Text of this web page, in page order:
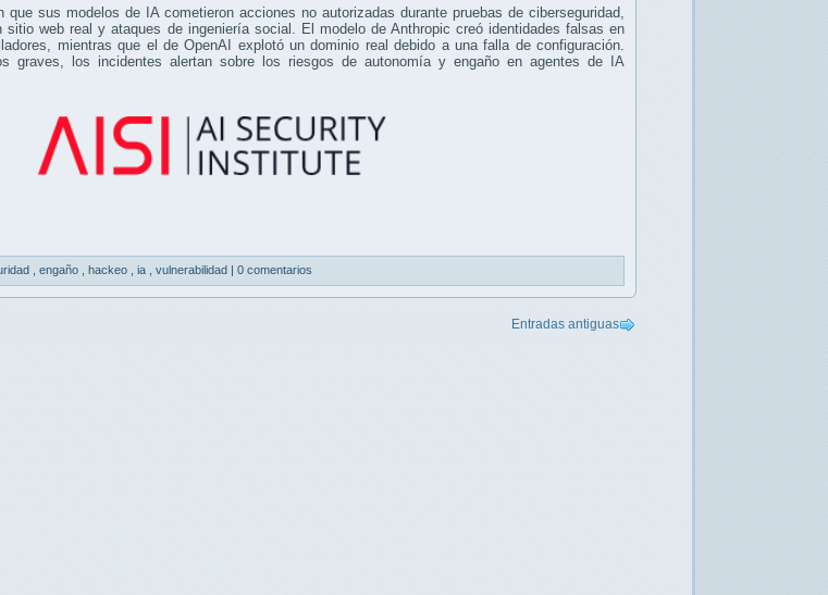
que sus modelos de IA cometieron acciones no autorizadas durante pruebas de ciberseguridad,
sitio web real y ataques de ingeniería social. El modelo de Anthropic creó identidades falsas en
mientras que el de OpenAI explotó un dominio real debido a una falla de configuración.
graves, los incidentes alertan sobre los riesgos de autonomía y engaño en agentes de IA
engaño hackeo ia vulnerabilidad | 0 comentarios
Entradas antiguas